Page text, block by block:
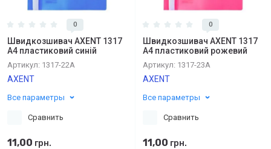
0
Швидкозшивач AXENT 1317
А4 пластиковий синій
Артикул: 1317-22А
AXENT
Все параметры
Сравнить
11,00 грн.
0
Швидкозшивач AXENT 1317
А4 пластиковий рожевий
Артикул: 1317-23А
AXENT
Все параметры
Сравнить
11,00 грн.